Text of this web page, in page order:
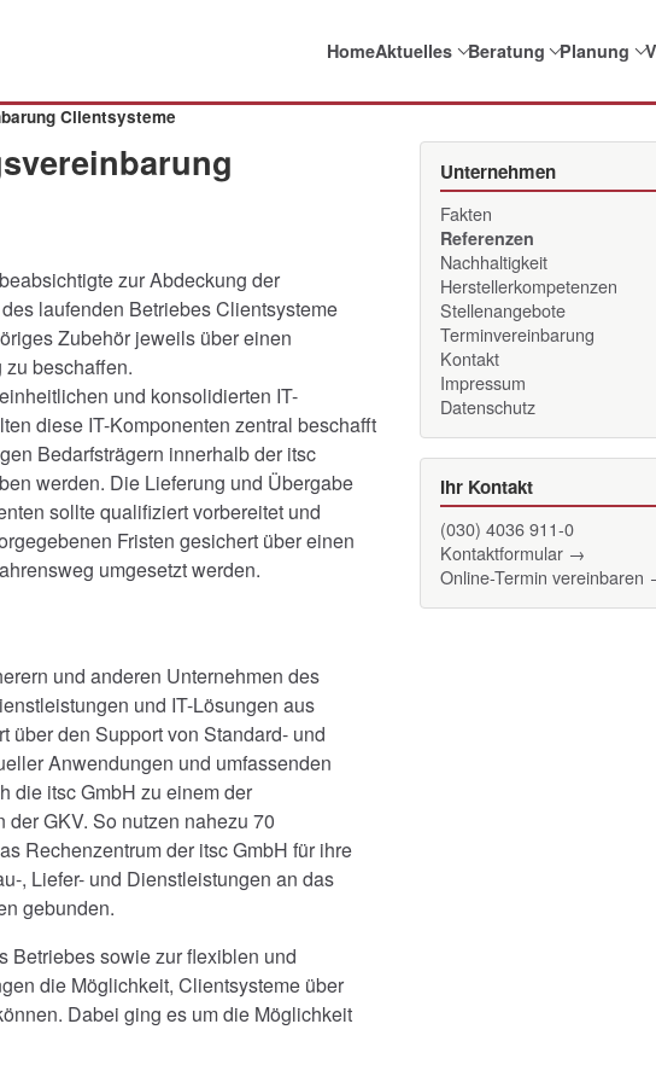
HomeAktuelles Beratung Planung
Clientsysteme
zur Abdeckung der
laufenden Betriebes Clientsysteme
Zubehör jeweils über einen
zu beschaffen.
und konsolidierten IT-
diese IT-Komponenten zentral beschafft
Bedarfsträgern innerhalb der itsc
werden. Die Lieferung und Übergabe
sollte qualifiziert vorbereitet und
Fristen gesichert über einen
umgesetzt werden.
und anderen Unternehmen des
und IT-Lösungen aus
über den Support von Standard- und
Anwendungen und umfassenden
die itsc GmbH zu einem der
GKV. So nutzen nahezu 70
Rechenzentrum der itsc GmbH für ihre
, Liefer- und Dienstleistungen an das
gebunden.
Betriebes sowie zur flexiblen und
die Möglichkeit, Clientsysteme über
Dabei ging es um die Möglichkeit
Unternehmen
Fakten
Referenzen
Nachhaltigkeit
Herstellerkompetenzen
Stellenangebote
Terminvereinbarung
Kontakt
Impressum
Datenschutz
Ihr Kontakt
(030) 4036 911-0
Kontaktformular →
Online-Termin vereinbaren